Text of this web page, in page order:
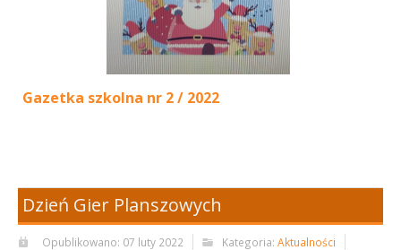
Gazetka szkolna nr 2 / 2022
Dzień Gier Planszowych
Opublikowano: 07 luty 2022 Kategoria: Aktualności